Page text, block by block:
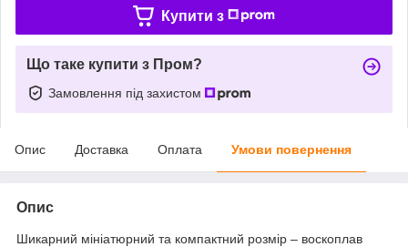
Купити з
Що таке купити з Пром?
Замовлення під захистом
Опис Доставка Оплата Умови повернення
Опис
Шикарний мініатюрний та компактний розмір – воскоплав